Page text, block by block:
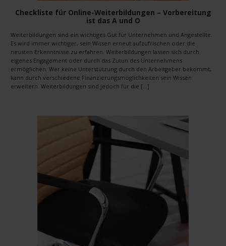
Checkliste für Online-Weiterbildungen – Vorbereitung
ist das A und O
Weiterbildungen sind ein wichtiges Gut für Unternehmen und Angestellte.
Es wird immer wichtiger, sein Wissen erneut aufzufrischen oder die
neusten Erkenntnisse zu erfahren. Weiterbildungen lassen sich durch
eigenes Engagement oder durch das Zutun des Unternehmens
ermöglichen. Wer keine Unterstützung durch den Arbeitgeber bekommt,
kann durch verschiedene Finanzierungsmöglichkeiten sein Wissen
erweitern. Weiterbildungen sind jedoch für die […]